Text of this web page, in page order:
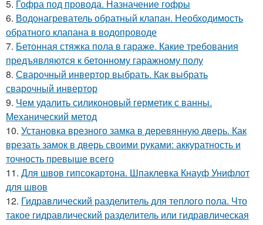
5. Гофра под провода. Назначение гофры
6. Водонагреватель обратный клапан. Необходимость
обратного клапана в водопроводе
7. Бетонная стяжка пола в гараже. Какие требования
предъявляются к бетонному гаражному полу
8. Сварочный инвертор выбрать. Как выбрать
сварочный инвертор
9. Чем удалить силиконовый герметик с ванны.
Механический метод
10. Установка врезного замка в деревянную дверь. Как
врезать замок в дверь своими руками: аккуратность и
точность превыше всего
11. Для швов гипсокартона. Шпаклевка Кнауф Унифлот
для швов
12. Гидравлический разделитель для теплого пола. Что
такое гидравлический разделитель или гидравлическая